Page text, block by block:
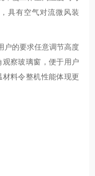
具有空气对流微风装
户的要求任意调节高度
察玻璃窗，便于用户
料令整机性能体现更